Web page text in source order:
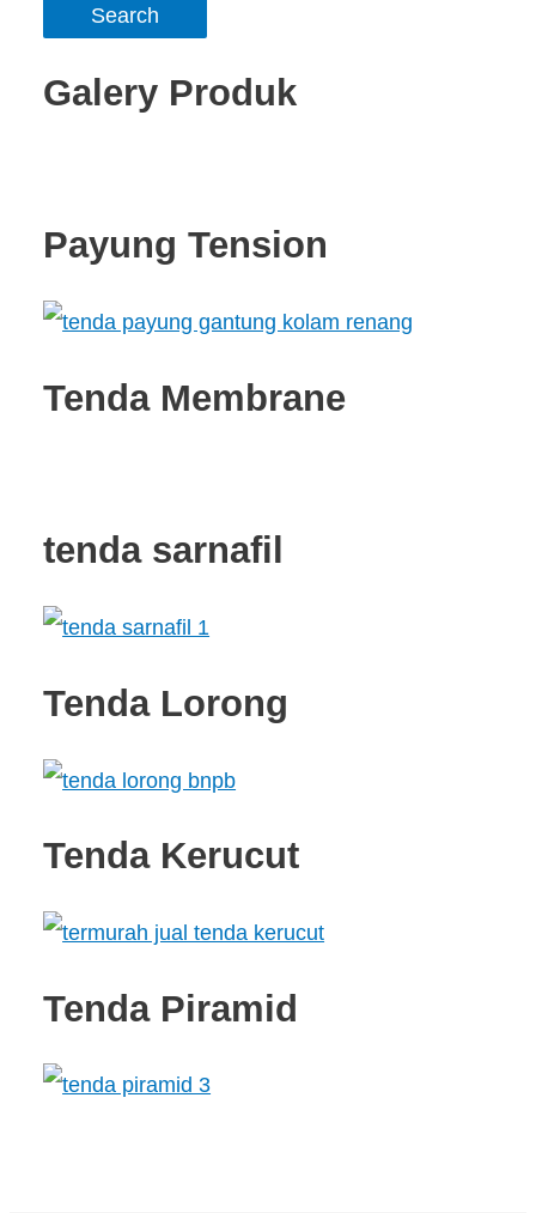
Galery Produk
Payung Tension
Tenda Membrane
tenda sarnafil
Tenda Lorong
Tenda Kerucut
Tenda Piramid